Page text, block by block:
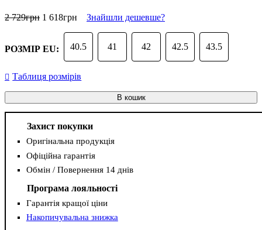
2 729грн 1 618грн Знайшли дешевше?
РОЗМІР EU: 40.5 41 42 42.5 43.5
Таблиця розмірів
В кошик
Захист покупки
Оригінальна продукція
Офіційна гарантія
Обмін / Повернення 14 днів
Програма лояльності
Гарантія кращої ціни
Накопичувальна знижка